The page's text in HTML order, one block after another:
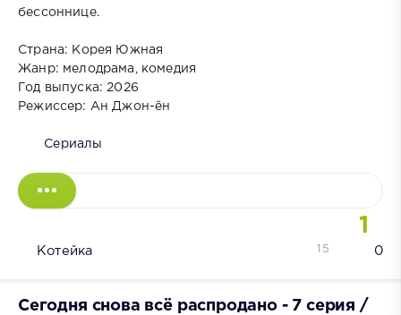
бессоннице.
Страна: Корея Южная
Жанр: мелодрама, комедия
Год выпуска: 2026
Режиссер: Ан Джон-ён
Сериалы
1
Котейка 0
15
Сегодня снова всё распродано - 7 серия /